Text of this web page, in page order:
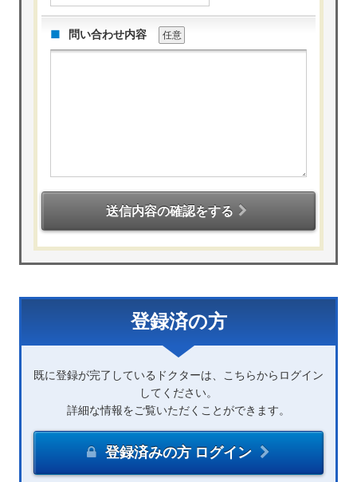
問い合わせ内容 任意
送信内容の確認をする
登録済の方
既に登録が完了しているドクターは、こちらからログイン
してください。
詳細な情報をご覧いただくことができます。
登録済みの方 ログイン